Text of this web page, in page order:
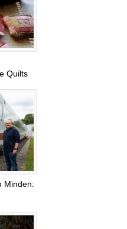
Quilts
Minden: